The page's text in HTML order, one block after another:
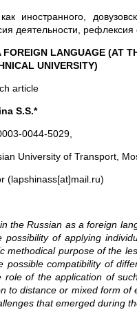
иностранного,
деятельности, рефлексия
LANGUAGE (AT
UNIVERSITY)
article
S.S.*
0044-5029,
University of Transport,
(lapshinass[at]mail.ru)
the Russian as a foreign
of applying
purpose of the
compatibility of
of the application of
to distance or mixed form of
that emerged during